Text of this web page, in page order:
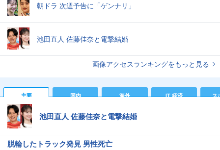
朝ドラ 次週予告に「ゲンナリ」
池田直人 佐藤佳奈と電撃結婚
画像アクセスランキングをもっと見る
主要 国内 海外 IT 経済 ス
池田直人 佐藤佳奈と電撃結婚
脱輪したトラック発見 男性死亡